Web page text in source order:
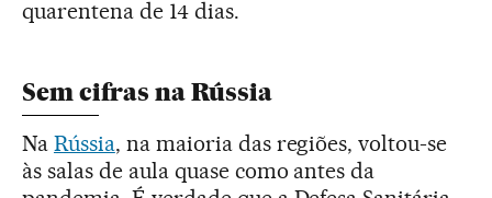
quarentena de 14 dias.
Sem cifras na Rússia
Na Rússia, na maioria das regiões, voltou-se
às salas de aula quase como antes da